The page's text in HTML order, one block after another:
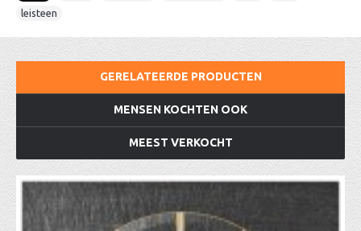
leisteen
GERELATEERDE PRODUCTEN
MENSEN KOCHTEN OOK
MEEST VERKOCHT